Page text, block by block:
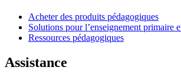
Acheter des produits pédagogiques
Solutions pour l’enseignement primaire
Ressources pédagogiques
Assistance